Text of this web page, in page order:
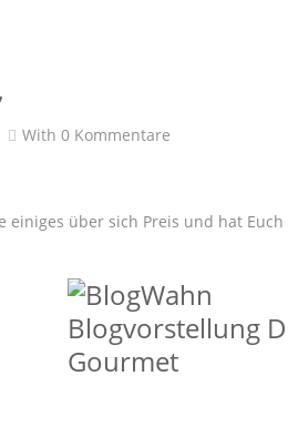
With 0 Kommentare
über sich Preis und hat